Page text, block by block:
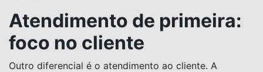
Atendimento de primeira:
foco no cliente
Outro diferencial é o atendimento ao cliente. A